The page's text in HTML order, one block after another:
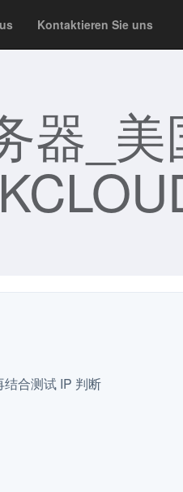
Kontaktieren Sie uns
器_美
合测试 IP 判断